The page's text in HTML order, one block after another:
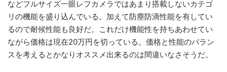
などフルサイズ一眼レフカメラではあまり搭載しないカテゴ
リの機能を盛り込んでいる。加えて防塵防滴性能を有してい
るので耐候性能も良好だ。これだけ機能性を持ちあわせてい
ながら価格は現在20万円を切っている。価格と性能のバラン
スを考えるとかなりオススメ出来るのは間違いなさそうだ。